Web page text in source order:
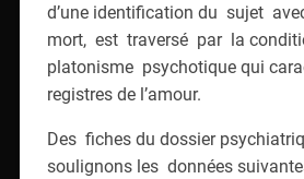
d’une identification du sujet
mort, est traversé par la
platonisme psychotique qui
registres de l’amour.
Des fiches du dossier
soulignons les données